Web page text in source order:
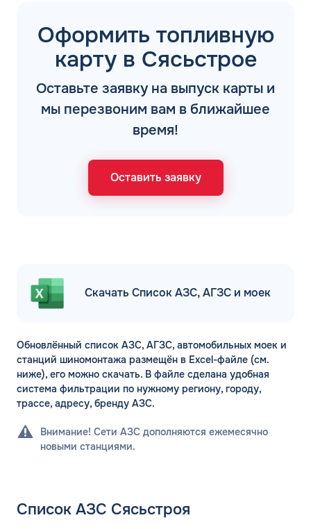
Оформить топливную
карту в Сясьстрое
Оставьте заявку на выпуск карты и
мы перезвоним вам в ближайшее
время!
Оставить заявку
Скачать Список АЗС, АГЗС и моек
Обновлённый список АЗС, АГЗС, автомобильных моек и
станций шиномонтажа размещён в Excel-файле (см.
ниже), его можно скачать. В файле сделана удобная
система фильтрации по нужному региону, городу,
трассе, адресу, бренду АЗС.
Внимание! Сети АЗС дополняются ежемесячно
новыми станциями.
Список АЗС Сясьстроя